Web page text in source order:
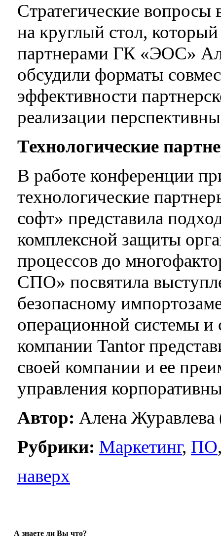
Стратегические
на круглый стол,
партнерами ГК «ЭОС»
обсудили форматы
эффективности
реализации
Технологические
В работе конференции
технологические
софт» представила
комплексной защиты
процессов до
СПО» посвятила
безопасному
операционной системы
компании Tantor
своей компании и ее
управления
Автор: Алена Журавлева
Рубрики: Маркетинг, ПО
наверх
А знаете ли Вы что?